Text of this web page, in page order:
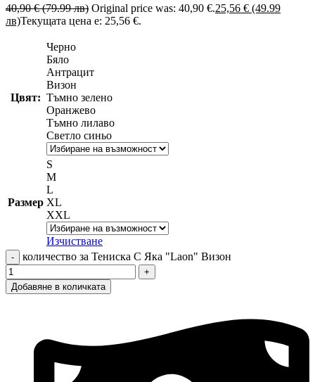
40,90 € (79.99 лв) Original price was: 40,90 €.25,56 € (49.99
лв)Текущата цена е: 25,56 €.
Цвят:
Черно
Бяло
Антрацит
Визон
Тъмно зелено
Оранжево
Тъмно лилаво
Светло синьо
Размер
S
M
L
XL
XXL
Изчистване
количество за Тениска С Яка "Laon" Визон
Добавяне в количката